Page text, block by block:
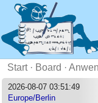
Start· Board ·
2026-08-07 03:51:49
Europe/Berlin